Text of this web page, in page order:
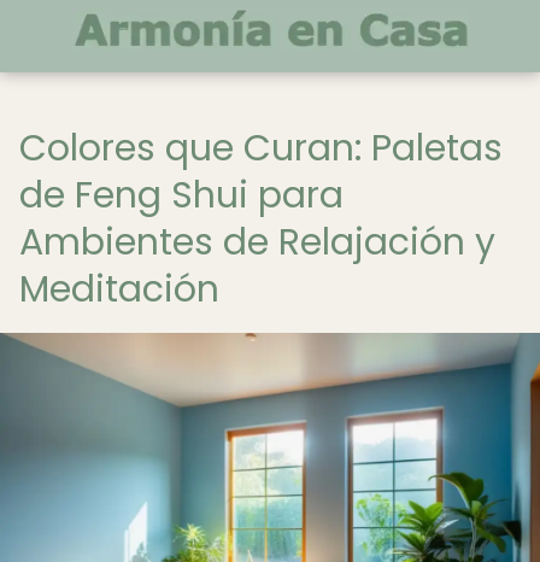
Colores que Curan: Paletas
de Feng Shui para
Ambientes de Relajación y
Meditación